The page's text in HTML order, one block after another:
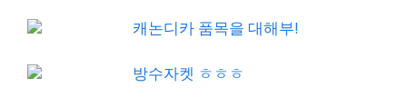
캐논디카 품목을 대해부!
방수자켓 ㅎㅎㅎ